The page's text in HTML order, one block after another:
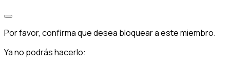
Por favor, confirma que desea bloquear a este miembro.
Ya no podrás hacerlo: